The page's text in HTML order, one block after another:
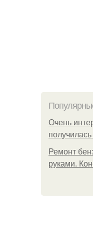
Очень
получилась
Ремонт
руками.